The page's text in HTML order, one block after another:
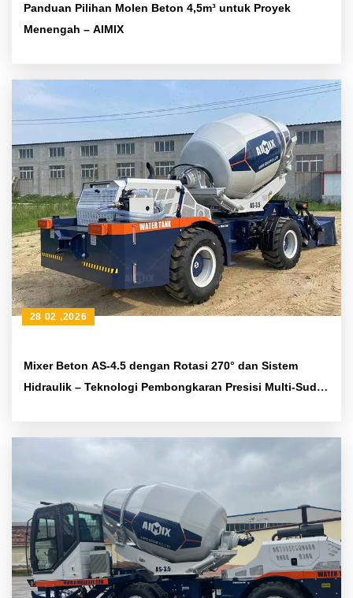
Panduan Pilihan Molen Beton 4,5m³ untuk Proyek
Menengah – AIMIX
Mixer Beton AS-4.5 dengan Rotasi 270° dan Sistem
Hidraulik – Teknologi Pembongkaran Presisi Multi-Sudut
28 02 ,2026